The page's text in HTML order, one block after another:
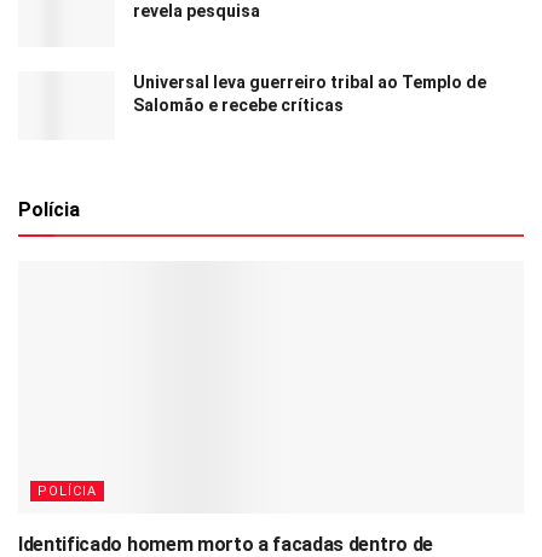
revela pesquisa
Universal leva guerreiro tribal ao Templo de
Salomão e recebe críticas
Polícia
POLÍCIA
Identificado homem morto a facadas dentro de